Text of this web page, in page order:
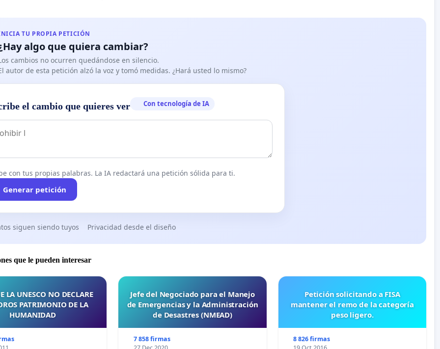
TU PROPIA PETICIÓN
algo que quiera cambiar?
cambios no ocurren quedándose en silencio.
autor de esta petición alzó la voz y tomó medidas. ¿Hará usted lo mismo?
el cambio que quieres ver Con tecnología de IA
con tus propias palabras. La IA redactará una petición sólida para ti.
Generar petición
siguen siendo tuyos Privacidad desde el diseño
que le pueden interesar
LA UNESCO NO DECLARE
PATRIMONIO DE LA
HUMANIDAD
Jefe del Negociado para el Manejo
de Emergencias y la Administración
de Desastres (NMEAD)
7 858 firmas
Petición solicitando a FISA
mantener el remo de la categoría
peso ligero.
8 826 firmas